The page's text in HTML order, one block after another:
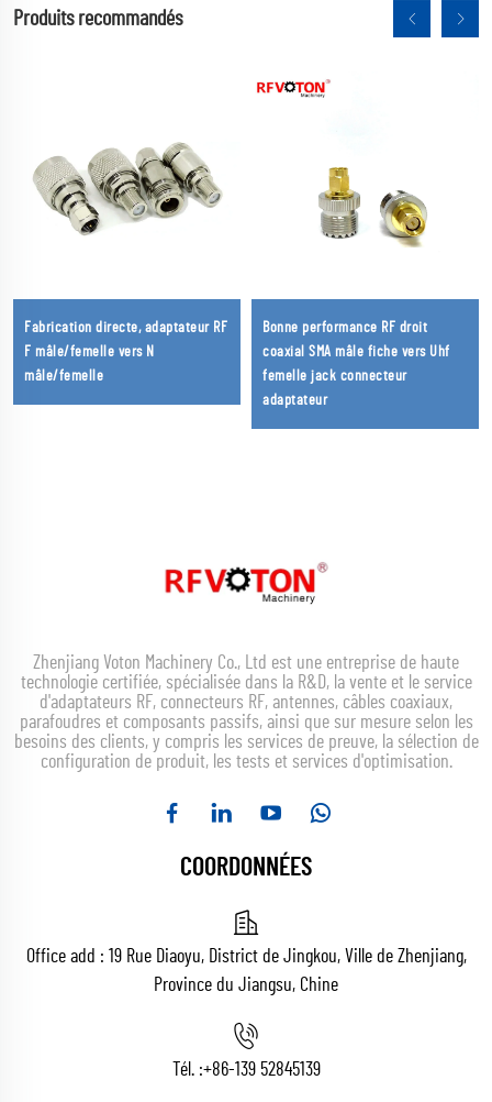
Produits recommandés
Fabrication directe, adaptateur RF
F mâle/femelle vers N
mâle/femelle
Bonne performance RF droit
coaxial SMA mâle fiche vers Uhf
femelle jack connecteur
adaptateur
Zhenjiang Voton Machinery Co., Ltd est une entreprise de haute
technologie certifiée, spécialisée dans la R&D, la vente et le service
d'adaptateurs RF, connecteurs RF, antennes, câbles coaxiaux,
parafoudres et composants passifs, ainsi que sur mesure selon les
besoins des clients, y compris les services de preuve, la sélection de
configuration de produit, les tests et services d'optimisation.
COORDONNÉES
Office add : 19 Rue Diaoyu, District de Jingkou, Ville de Zhenjiang,
Province du Jiangsu, Chine
Tél. :+86-139 52845139